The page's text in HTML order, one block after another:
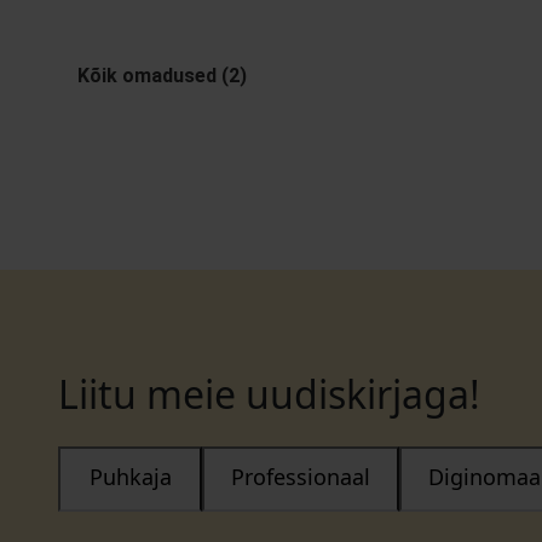
Kõik omadused (2)
Liitu meie uudiskirjaga!
Puhkaja Professionaal